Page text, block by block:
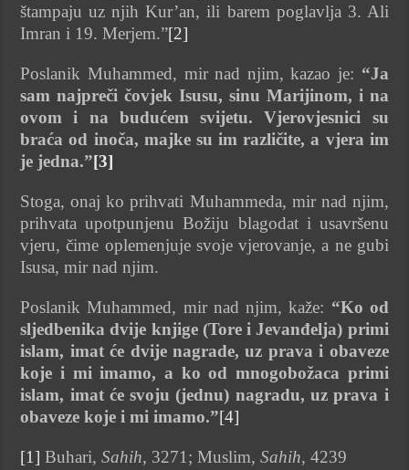
štampaju uz njih Kur’an, ili barem poglavlja 3. Ali
Imran i 19. Merjem.”[2]
Poslanik Muhammed, mir nad njim, kazao je: “Ja
sam najpreči čovjek Isusu, sinu Marijinom, i na
ovom i na budućem svijetu. Vjerovjesnici su
braća od inoča, majke su im različite, a vjera im
je jedna.”[3]
Stoga, onaj ko prihvati Muhammeda, mir nad njim,
prihvata upotpunjenu Božiju blagodat i usavršenu
vjeru, čime oplemenjuje svoje vjerovanje, a ne gubi
Isusa, mir nad njim.
Poslanik Muhammed, mir nad njim, kaže: “Ko od
sljedbenika dvije knjige (Tore i Jevanđelja) primi
islam, imat će dvije nagrade, uz prava i obaveze
koje i mi imamo, a ko od mnogobožaca primi
islam, imat će svoju (jednu) nagradu, uz prava i
obaveze koje i mi imamo.”[4]
[1] Buhari,Sahih, 3271; Muslim,Sahih, 4239